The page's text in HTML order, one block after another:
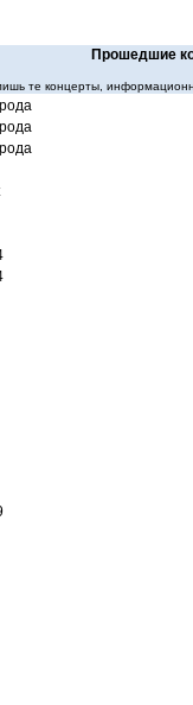
Прошедшие
те концерты,